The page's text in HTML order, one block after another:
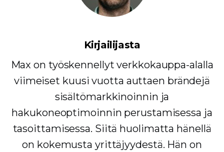
Kirjailijasta
Max on työskennellyt verkkokauppa-alalla
viimeiset kuusi vuotta auttaen brändejä
sisältömarkkinoinnin ja
hakukoneoptimoinnin perustamisessa ja
tasoittamisessa. Siitä huolimatta hänellä
on kokemusta yrittäjyydestä. Hän on